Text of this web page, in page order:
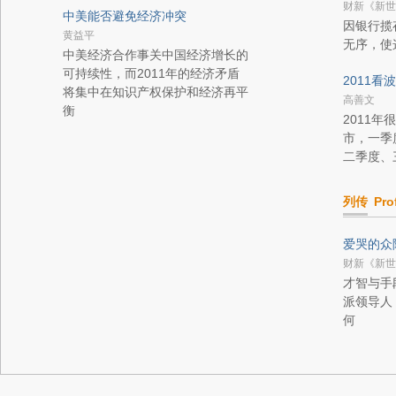
中美能否避免经济冲突
黄益平
中美经济合作事关中国经济增长的
可持续性，而2011年的经济矛盾
将集中在知识产权保护和经济再平
衡
财新《新
因银行
无序，使
2011看
高善文
2011年
市，一季
二季度
列传
爱哭的众
财新《新
才智与
派领导人
何